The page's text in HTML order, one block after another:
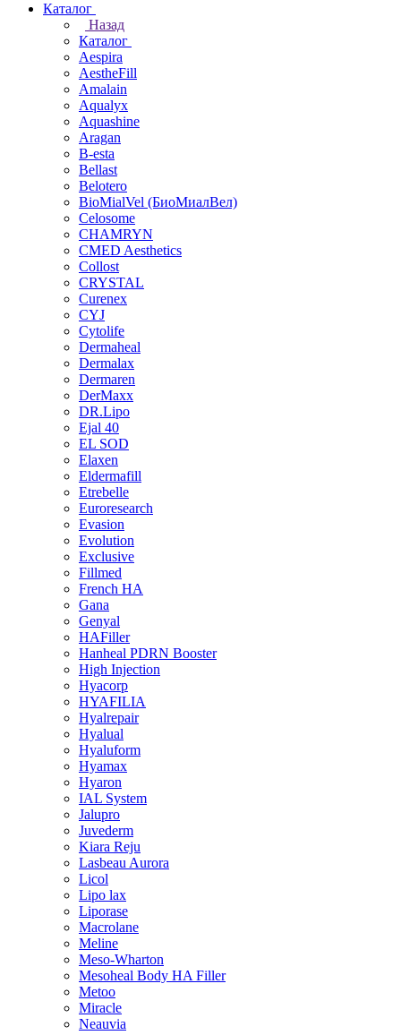
Каталог
Назад
Каталог
Aespira
AestheFill
Amalain
Aqualyx
Aquashine
Aragan
B-esta
Bellast
Belotero
BioMialVel (БиоМиалВел)
Celosome
CHAMRYN
CMED Aesthetics
Collost
CRYSTAL
Curenex
CYJ
Cytolife
Dermaheal
Dermalax
Dermaren
DerMaxx
DR.Lipo
Ejal 40
EL SOD
Elaxen
Eldermafill
Etrebelle
Euroresearch
Evasion
Evolution
Exclusive
Fillmed
French HA
Gana
Genyal
HAFiller
Hanheal PDRN Booster
High Injection
Hyacorp
HYAFILIA
Hyalrepair
Hyalual
Hyaluform
Hyamax
Hyaron
IAL System
Jalupro
Juvederm
Kiara Reju
Lasbeau Aurora
Licol
Lipo lax
Liporase
Macrolane
Meline
Meso-Wharton
Mesoheal Body HA Filler
Metoo
Miracle
Neauvia